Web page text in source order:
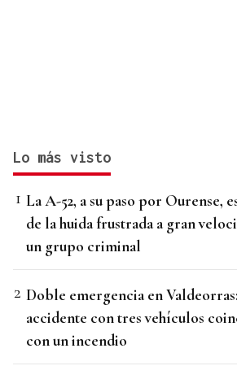
Lo más visto
La A-52, a su paso por Ourense,
de la huida frustrada a gran
un grupo criminal
Doble emergencia en
accidente con tres vehículos
con un incendio